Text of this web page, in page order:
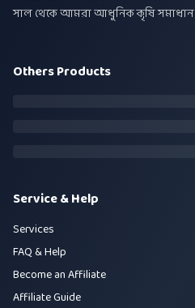
সাল থেকে আমরা আধুনিক কৃষি সমাধান
Others Products
Service & Help
Services
FAQ & Help
Become an Affiliate
Affiliate Guide